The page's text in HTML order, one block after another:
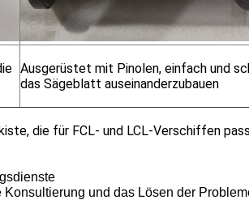
Ausgerüstet mit Pinolen, einfach und
das Sägeblatt auseinanderzubauen
die für FCL- und LCL-Verschiffen
und das Lösen der